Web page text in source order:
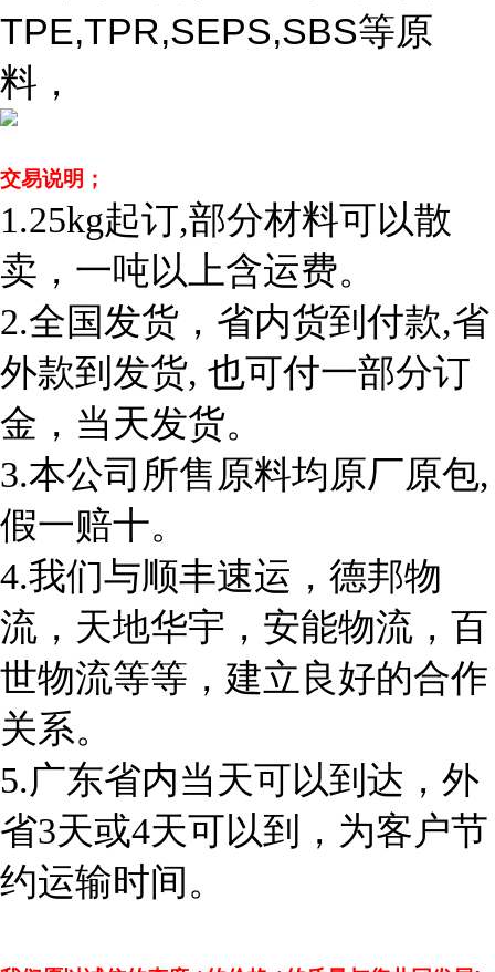
TPE,TPR,SEPS,SBS等原
料，
交易说明；
1.25kg起订,部分材料可以散
卖，一吨以上含运费。
2.全国发货，省内货到付款,省
外款到发货, 也可付一部分订
金，当天发货。
3.本公司所售原料均原厂原包,
假一赔十。
4.我们与顺丰速运，德邦物
流，天地华宇，安能物流，百
世物流等等，建立良好的合作
关系。
5.广东省内当天可以到达，外
省3天或4天可以到，为客户节
约运输时间。